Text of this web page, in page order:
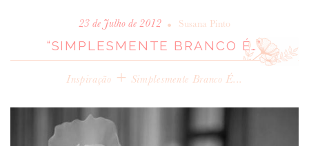
INICIO
BLOG
ENTREVISTAS
REAL WEDDINGS & EDITORIAIS
CASAVA-ME AQUI!
23 de Julho de 2012 • Susana Pinto
“SIMPLESMENTE BRANCO É…”
Inspiração + Simplesmente Branco É...